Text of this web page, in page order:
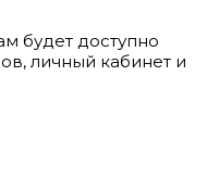
будет доступно
личный кабинет и